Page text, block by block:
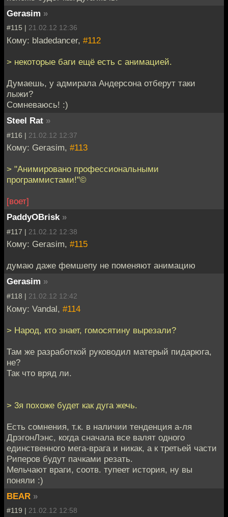
Gerasim »
#115 | 21.02.12 12:36
Кому: bladedancer, #112
> некоторые баги ещё есть с анимацией.
Думаешь, у адмирала Андерсона отберут таки
лыжи?
Сомневаюсь! :)
Steel Rat »
#116 | 21.02.12 12:37
Кому: Gerasim, #113
> "Анимировано профессиональными
программистами!"©
[воет]
PaddyOBrisk »
#117 | 21.02.12 12:38
Кому: Gerasim, #115
думаю даже фемшепу не поменяют анимацию
Gerasim »
#118 | 21.02.12 12:42
Кому: Vandal, #114
> Народ, кто знает, гомосятину вырезали?
Там же разработкой руководил матерый пидарюга,
не?
Так что вряд ли.
> 3я похоже будет как дуга жечь.
Есть сомнения, т.к. в наличии тенденция а-ля
ДрэгонЛэнс, когда сначала все валят одного
единственного мега-врага и никак, а к третьей части
Риперов будут пачками резать.
Мельчают враги, соотв. тупеет история, ну вы
поняли :)
BEAR »
#119 | 21.02.12 12:58